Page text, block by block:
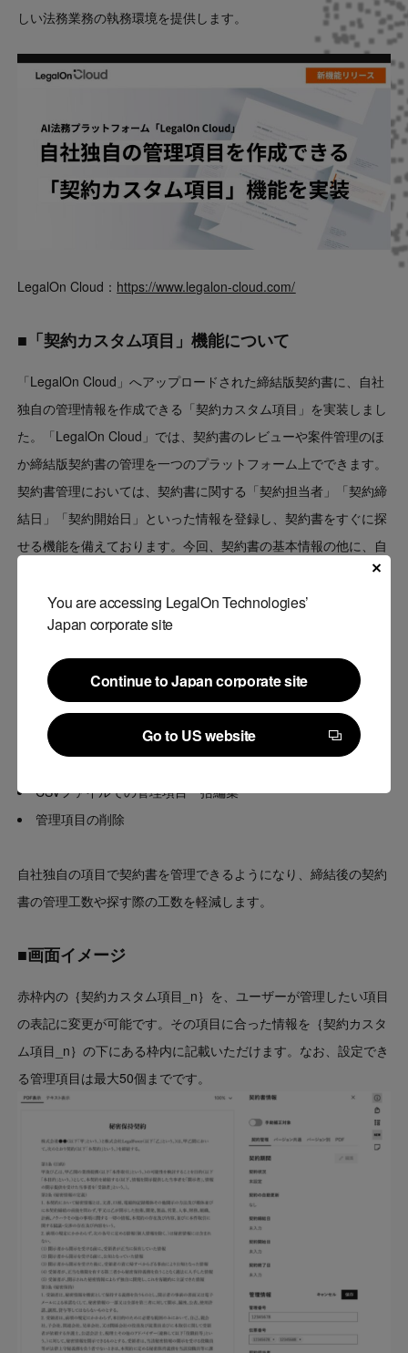
You are accessing LegalOn Technologies’
Japan corporate site
Continue to Japan corporate site
Continue to Japan corporate site
Go to US website
Go to US website
しい法務業務の執務環境を提供します。
LegalOn Cloud： https://www.legalon-cloud.com/
■「契約カスタム項目」機能について
「LegalOn Cloud」へアップロードされた締結版契約書に、自社
独自の管理情報を作成できる「契約カスタム項目」を実装しまし
た。「LegalOn Cloud」では、契約書のレビューや案件管理のほ
か締結版契約書の管理を一つのプラットフォーム上でできます。
契約書管理においては、契約書に関する「契約担当者」「契約締
結日」「契約開始日」といった情報を登録し、契約書をすぐに探
せる機能を備えております。今回、契約書の基本情報の他に、自
社独自の項目（「店舗情報」「地域」など）も登録したいという
ニーズが多く挙がっていました。このニーズを受けて、自社独自
の管理情報を登録することができる「契約カスタム項目」機能を
実装しました。
「契約カスタム項目」機能でできること
独自の管理項目設定
CSVファイルでの管理項目一括編集
管理項目の削除
自社独自の項目で契約書を管理できるようになり、締結後の契約
書の管理工数や探す際の工数を軽減します。
■画面イメージ
赤枠内の｛契約カスタム項目_n｝を、ユーザーが管理したい項目
の表記に変更が可能です。その項目に合った情報を｛契約カスタ
ム項目_n｝の下にある枠内に記載いただけます。なお、設定でき
る管理項目は最大50個までです。